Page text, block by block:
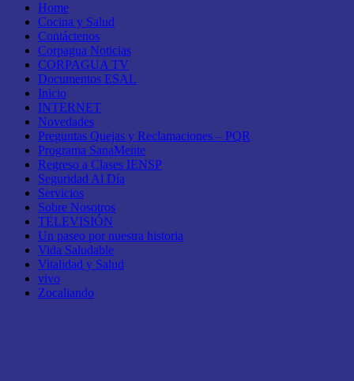
Home
Cocina y Salud
Contáctenos
Corpagua Noticias
CORPAGUA TV
Documentos ESAL
Inicio
INTERNET
Novedades
Preguntas Quejas y Reclamaciones – PQR
Programa SanaMente
Regreso a Clases IENSP
Seguridad Al Día
Servicios
Sobre Nosotros
TELEVISIÓN
Un paseo por nuestra historia
Vida Saludable
Vitalidad y Salud
vivo
Zocaliando